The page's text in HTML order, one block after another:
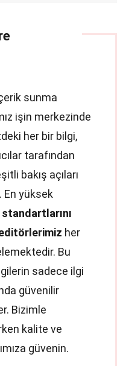
sunma
işin merkezinde
her bir bilgi,
tarafından
bakış açıları
En yüksek
standartlarını
her
Bu
sadece ilgi
güvenilir
Bizimle
kalite ve
güvenin.